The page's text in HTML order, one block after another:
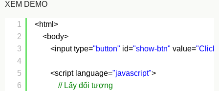
XEM DEMO
1
2
3
4
5
6
<html>
<body>
<input type="button" id="show-btn" value="Click
<script language="javascript">
// Lấy đối tượng